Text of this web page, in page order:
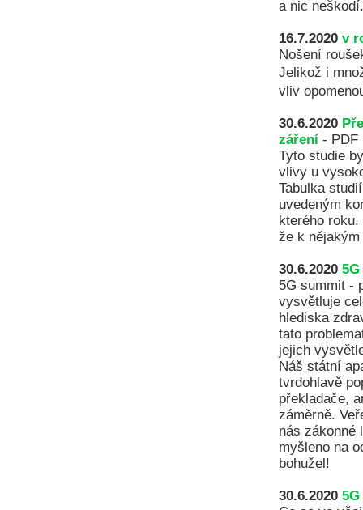
a nic
16.7.2020 v
Nošení
Jelikož i
vliv
30.6.2020
záření - PDF
Tyto studie
vlivy u
Tabulka
uvedeným
kterého
že k
30.6.2020
5G summit -
vysvětluje
hlediska
tato
jejich
Náš státní
tvrdohlavě
překladače,
záměrně.
nás zákonné
myšleno na
bohužel!
30.6.2020